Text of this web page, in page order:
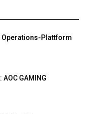
Operations-Plattform
GAMING